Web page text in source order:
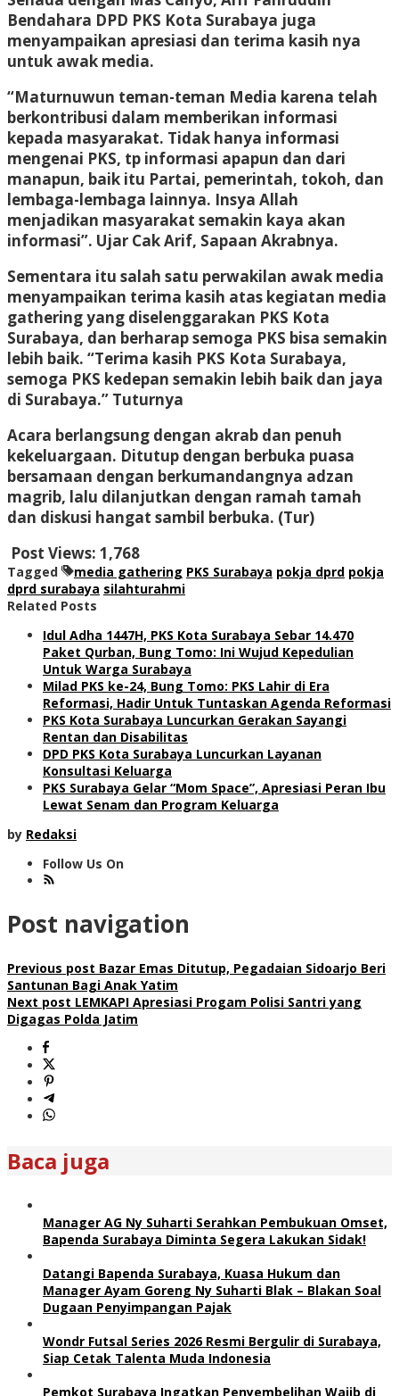
Bendahara DPD PKS Kota Surabaya juga
menyampaikan apresiasi dan terima kasih nya
untuk awak media.
“Maturnuwun teman-teman Media karena telah
berkontribusi dalam memberikan informasi
kepada masyarakat. Tidak hanya informasi
mengenai PKS, tp informasi apapun dan dari
manapun, baik itu Partai, pemerintah, tokoh, dan
lembaga-lembaga lainnya. Insya Allah
menjadikan masyarakat semakin kaya akan
informasi”. Ujar Cak Arif, Sapaan Akrabnya.
Sementara itu salah satu perwakilan awak media
menyampaikan terima kasih atas kegiatan media
gathering yang diselenggarakan PKS Kota
Surabaya, dan berharap semoga PKS bisa semakin
lebih baik. “Terima kasih PKS Kota Surabaya,
semoga PKS kedepan semakin lebih baik dan jaya
di Surabaya.” Tuturnya
Acara berlangsung dengan akrab dan penuh
kekeluargaan. Ditutup dengan berbuka puasa
bersamaan dengan berkumandangnya adzan
magrib, lalu dilanjutkan dengan ramah tamah
dan diskusi hangat sambil berbuka. (Tur)
Post Views: 1,768
Tagged media gathering PKS Surabaya pokja dprd pokja
dprd surabaya silahturahmi
Related Posts
Idul Adha 1447H, PKS Kota Surabaya Sebar 14.470
Paket Qurban, Bung Tomo: Ini Wujud Kepedulian
Untuk Warga Surabaya
Milad PKS ke-24, Bung Tomo: PKS Lahir di Era
Reformasi, Hadir Untuk Tuntaskan Agenda Reformasi
PKS Kota Surabaya Luncurkan Gerakan Sayangi
Rentan dan Disabilitas
DPD PKS Kota Surabaya Luncurkan Layanan
Konsultasi Keluarga
PKS Surabaya Gelar “Mom Space”, Apresiasi Peran Ibu
Lewat Senam dan Program Keluarga
by Redaksi
Follow Us On
Post navigation
Previous post Bazar Emas Ditutup, Pegadaian Sidoarjo Beri
Santunan Bagi Anak Yatim
Next post LEMKAPI Apresiasi Progam Polisi Santri yang
Digagas Polda Jatim
Baca juga
Manager AG Ny Suharti Serahkan Pembukuan Omset,
Bapenda Surabaya Diminta Segera Lakukan Sidak!
Datangi Bapenda Surabaya, Kuasa Hukum dan
Manager Ayam Goreng Ny Suharti Blak – Blakan Soal
Dugaan Penyimpangan Pajak
Wondr Futsal Series 2026 Resmi Bergulir di Surabaya,
Siap Cetak Talenta Muda Indonesia
Pemkot Surabaya Ingatkan Penyembelihan Wajib di